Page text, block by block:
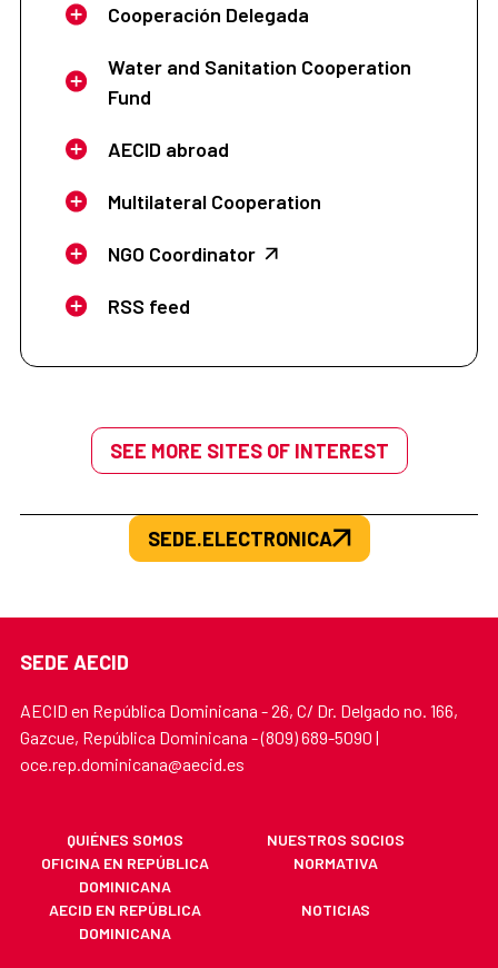
Cooperación Delegada
Water and Sanitation Cooperation
Fund
AECID abroad
Multilateral Cooperation
NGO Coordinator
RSS feed
SEE MORE SITES OF INTEREST
SEDE.ELECTRONICA
SEDE AECID
AECID en República Dominicana - 26, C/ Dr. Delgado no. 166,
Gazcue, República Dominicana - (809) 689-5090 |
oce.rep.dominicana@aecid.es
QUIÉNES SOMOS
NUESTROS SOCIOS
OFICINA EN REPÚBLICA
DOMINICANA
NORMATIVA
AECID EN REPÚBLICA
DOMINICANA
NOTICIAS